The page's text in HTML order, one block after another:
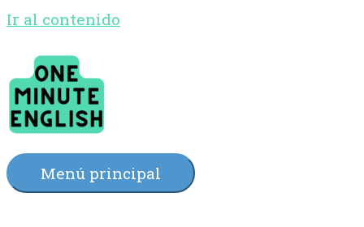
Ir al contenido
Menú principal